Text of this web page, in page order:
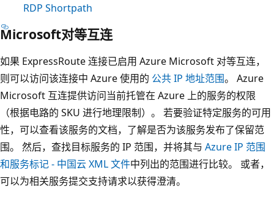
RDP Shortpath
Microsoft对等互连
如果 ExpressRoute 连接已启用 Azure Microsoft 对等互连，
则可以访问该连接中 Azure 使用的 公共 IP 地址范围。 Azure
Microsoft 互连提供访问当前托管在 Azure 上的服务的权限
（根据电路的 SKU 进行地理限制）。 若要验证特定服务的可用
性，可以查看该服务的文档，了解是否为该服务发布了保留范
围。 然后，查找目标服务的 IP 范围，并将其与 Azure IP 范围
和服务标记 - 中国云 XML 文件中列出的范围进行比较。 或者，
可以为相关服务提交支持请求以获得澄清。